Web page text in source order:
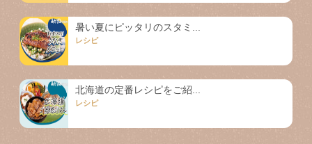
暑い夏にピッタリのスタミ...
レシピ
北海道の定番レシピをご紹...
レシピ